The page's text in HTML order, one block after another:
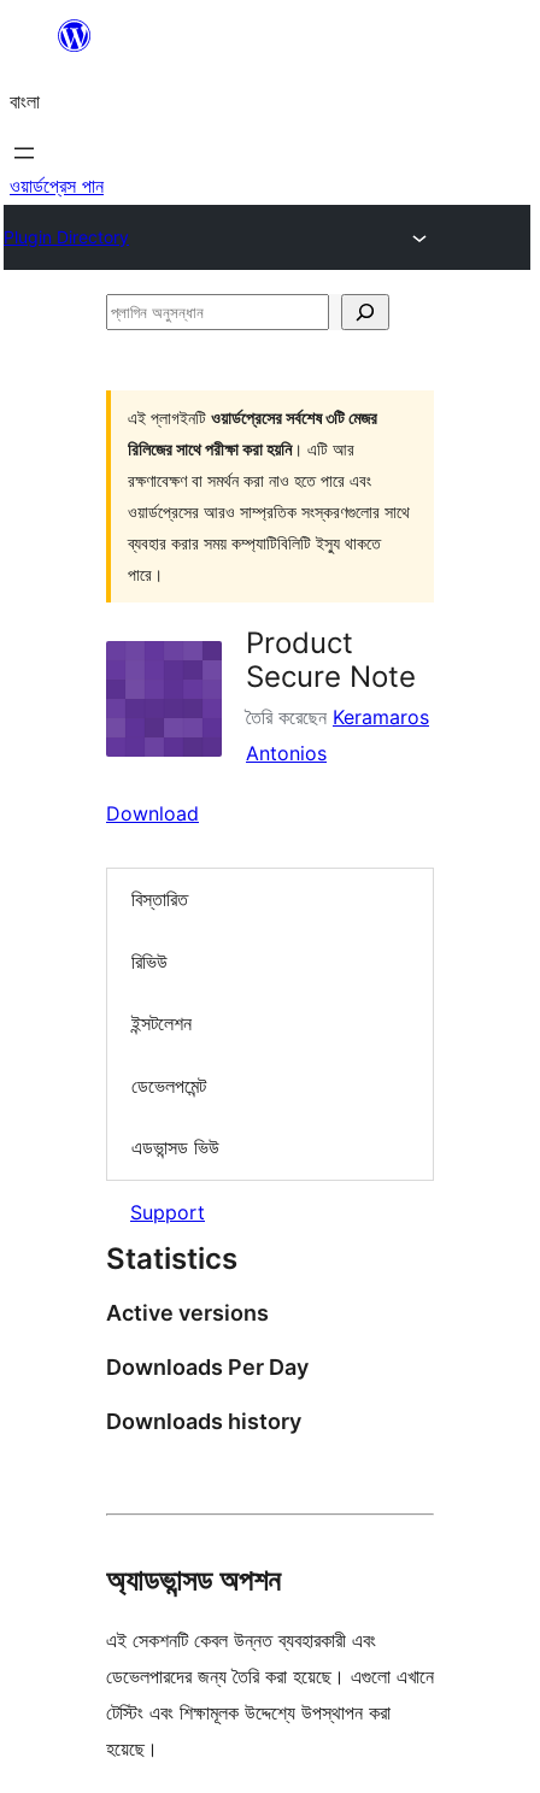
যান
বাংলা
ওয়ার্ডপ্রেস পান
Plugin Directory
প্লাগিন
এই প্লাগইনটি ওয়ার্ডপ্রেসের সর্বশেষ ৩টি মেজর
রিলিজের সাথে পরীক্ষা করা হয়নি। এটি আর
রক্ষণাবেক্ষণ বা সমর্থন করা নাও হতে পারে এবং
ওয়ার্ডপ্রেসের আরও সাম্প্রতিক সংস্করণগুলোর সাথে
ব্যবহার করার সময় কম্প্যাটিবিলিটি ইস্যু থাকতে
পারে।
Product
Secure Note
তৈরি করেছেন Keramaros
Antonios
Download
বিস্তারিত
রিভিউ
ইন্সটলেশন
ডেভেলপমেন্ট
এডভান্সড ভিউ
Support
Statistics
Active versions
Downloads Per Day
Downloads history
অ্যাডভান্সড অপশন
এই সেকশনটি কেবল উন্নত ব্যবহারকারী এবং
ডেভেলপারদের জন্য তৈরি করা হয়েছে। এগুলো এখানে
টেস্টিং এবং শিক্ষামূলক উদ্দেশ্যে উপস্থাপন করা
হয়েছে।